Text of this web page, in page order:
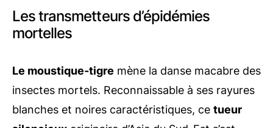
Les transmetteurs d’épidémies
mortelles
Le moustique-tigre mène la danse macabre des
insectes mortels. Reconnaissable à ses rayures
blanches et noires caractéristiques, ce tueur